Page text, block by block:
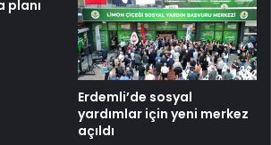
planı
Erdemli’de sosyal
yardımlar için yeni merkez
açıldı